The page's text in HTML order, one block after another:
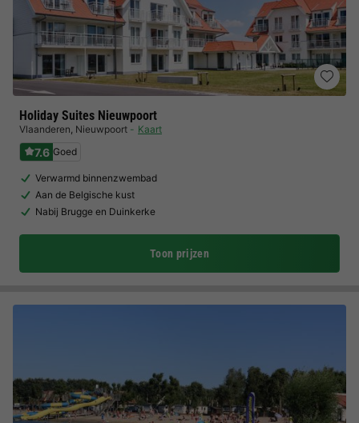
Holiday Suites Nieuwpoort
Vlaanderen, Nieuwpoort Kaart
7.6 Goed
Verwarmd binnenzwembad
Aan de Belgische kust
Nabij Brugge en Duinkerke
Toon prijzen